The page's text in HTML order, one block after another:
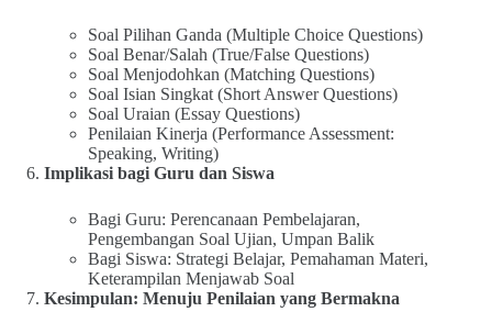
Soal Pilihan Ganda (Multiple Choice Questions)
Soal Benar/Salah (True/False Questions)
Soal Menjodohkan (Matching Questions)
Soal Isian Singkat (Short Answer Questions)
Soal Uraian (Essay Questions)
Penilaian Kinerja (Performance Assessment:
Speaking, Writing)
Implikasi bagi Guru dan Siswa
Bagi Guru: Perencanaan Pembelajaran,
Pengembangan Soal Ujian, Umpan Balik
Bagi Siswa: Strategi Belajar, Pemahaman Materi,
Keterampilan Menjawab Soal
Kesimpulan: Menuju Penilaian yang Bermakna